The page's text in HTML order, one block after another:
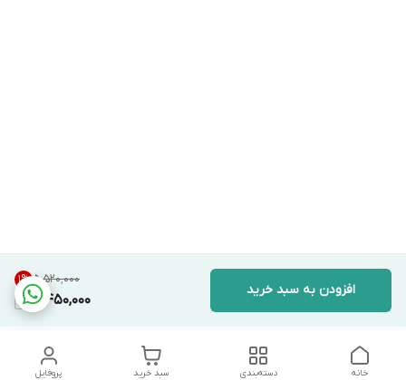
۵٬۵۲۰٬۰۰۰ 1%
5,450,000
افزودن به سبد خرید
پروفایل سبد خرید دسته‌بندی خانه